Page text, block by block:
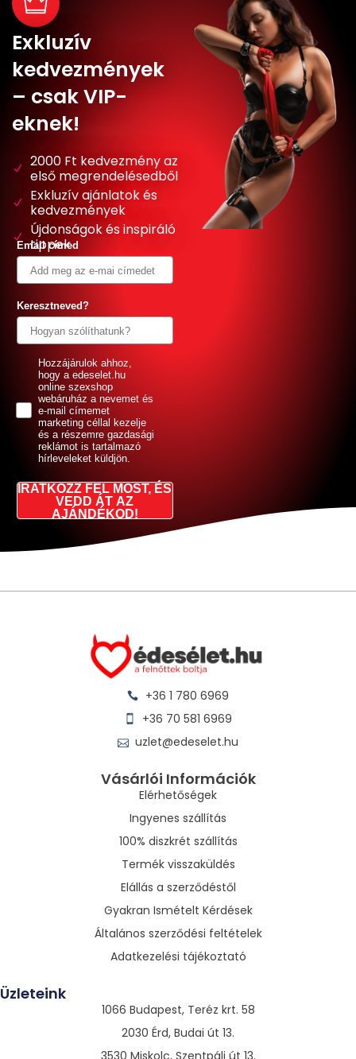
Exkluzív
kedvezmények
– csak VIP-
eknek!
2000 Ft kedvezmény az
első megrendelésedből
Exkluzív ajánlatok és
kedvezmények
Újdonságok és inspiráló
tippek
Email címed
Keresztneved?
GDPRHozzájárulok ahhoz,
hogy a edeselet.hu
online szexshop
webáruház a nevemet és
e-mail címemet
marketing céllal kezelje
és a részemre gazdasági
reklámot is tartalmazó
hírleveleket küldjön.
IRATKOZZ FEL MOST, ÉS
VEDD ÁT AZ
AJÁNDÉKOD!
+36 1 780 6969
+36 70 581 6969
uzlet@edeselet.hu
Vásárlói Információk
Elérhetőségek
Ingyenes szállítás
100% diszkrét szállítás
Termék visszaküldés
Elállás a szerződéstől
Gyakran Ismételt Kérdések
Általános szerződési feltételek
Adatkezelési tájékoztató
Üzleteink
1066 Budapest, Teréz krt. 58
2030 Érd, Budai út 13.
3530 Miskolc, Szentpáli út 13.